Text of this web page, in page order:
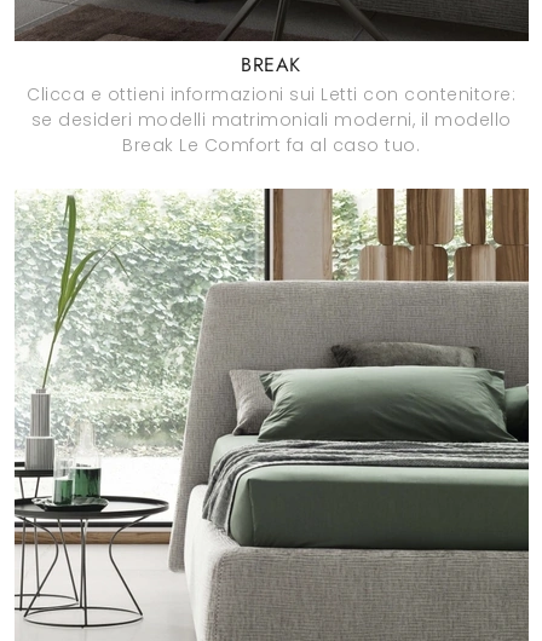
BREAK
Clicca e ottieni informazioni sui Letti con contenitore:
se desideri modelli matrimoniali moderni, il modello
Break Le Comfort fa al caso tuo.